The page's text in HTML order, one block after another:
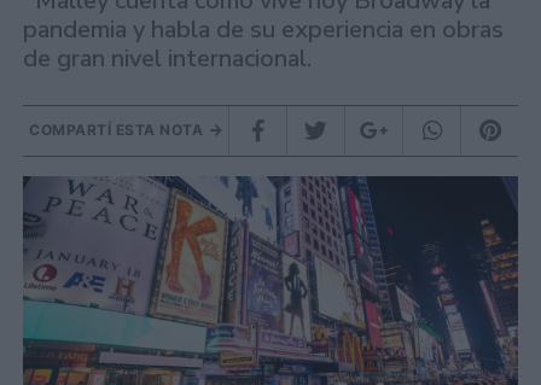
pandemia y habla de su experiencia en obras
de gran nivel internacional.
COMPARTÍ ESTA NOTA